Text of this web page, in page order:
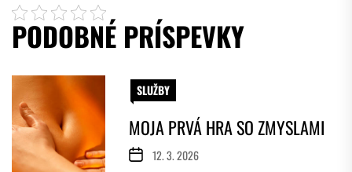
PODOBNÉ PRÍSPEVKY
SLUŽBY
MOJA PRVÁ HRA SO ZMYSLAMI
12. 3. 2026